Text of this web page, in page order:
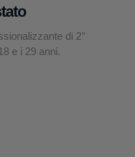
di 2°
e i 29 anni.